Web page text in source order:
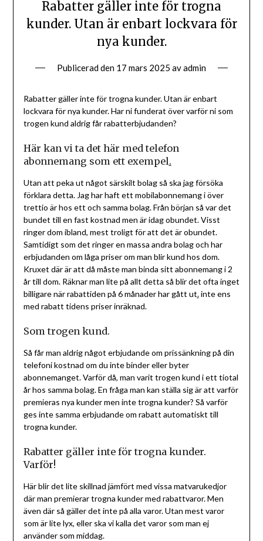
Rabatter gäller inte för trogna
kunder. Utan är enbart lockvara för
nya kunder.
Publicerad den 17 mars 2025 avadmin
Rabatter gäller inte för trogna kunder. Utan är enbart
lockvara för nya kunder. Har ni funderat över varför ni som
trogen kund aldrig får rabatterbjudanden?
Här kan vi ta det här med telefon
abonnemang som ett exempel.
Utan att peka ut något särskilt bolag så ska jag försöka
förklara detta. Jag har haft ett mobilabonnemang i över
trettio är hos ett och samma bolag. Från början så var det
bundet till en fast kostnad men är idag obundet. Visst
ringer dom ibland, mest troligt för att det är obundet.
Samtidigt som det ringer en massa andra bolag och har
erbjudanden om låga priser om man blir kund hos dom.
Kruxet där är att då måste man binda sitt abonnemang i 2
år till dom. Räknar man lite på allt detta så blir det ofta inget
billigare när rabattiden på 6 månader har gått ut.inte ens
med rabatt tidens priser inräknad.
Som trogen kund.
Så får man aldrig något erbjudande om prissänkning på din
telefoni kostnad om du inte binder eller byter
abonnemanget. Varför då, man varit trogen kund i ett tiotal
år hos samma bolag. En fråga man kan ställa sig är att varför
premieras nya kunder men inte trogna kunder? Så varför
ges inte samma erbjudande om rabatt automatiskt till
trogna kunder.
Rabatter gäller inte för trogna kunder.
Varför!
Här blir det lite skillnad jämfört med vissa matvarukedjor
där man premierar trogna kunder med rabattvaror. Men
även där så gäller det inte på alla varor. Utan mest varor
som är lite lyx, eller ska vi kalla det varor som man ej
använder som middag.